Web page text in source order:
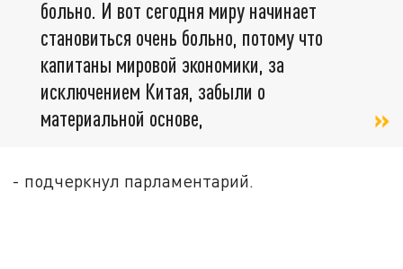
больно. И вот сегодня миру начинает
становиться очень больно, потому что
капитаны мировой экономики, за
исключением Китая, забыли о
материальной основе,
- подчеркнул парламентарий.